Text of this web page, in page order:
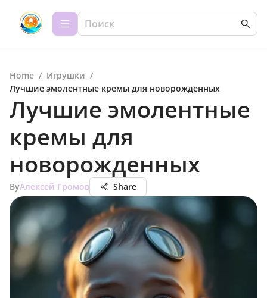
Home / Игрушки /
Лучшие эмолентные кремы для новорожденных
Лучшие эмолентные
кремы для
новорожденных
ByАлексей Громов Share